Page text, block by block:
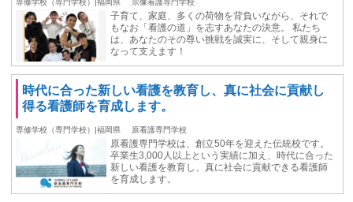
専修学校（専門学校）|福岡県 宗像看護専門学校
子育て、家庭、多くの荷物を背負いながら、それで
もなお「看護の道」を志すあなたの決意。 私たち
は、あなたのその尊い挑戦を誠実に、そして親身に
なって支えます！
時代に合った新しい看護を教育し、真に社会に貢献し
得る看護師を育成します。
専修学校（専門学校）|福岡県 原看護専門学校
原看護専門学校は、創立50年を迎えた伝統校です。
卒業生3,000人以上という実績に加え、時代に合った
新しい看護を教育し、真に社会に貢献できる看護師
を育成します。